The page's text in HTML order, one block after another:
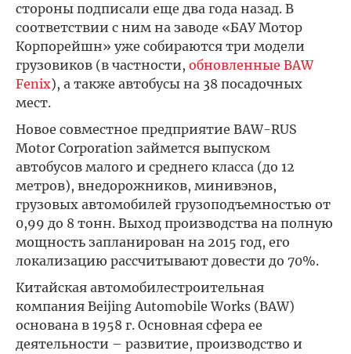
стороны подписали еще два года назад. В
соответствии с ним на заводе «БАУ Мотор
Корпорейшн» уже собираются три модели
грузовиков (в частности, обновленные BAW
Fenix), а также автобусы на 38 посадочных
мест.
Новое совместное предприятие BAW-RUS
Motor Corporation займется выпуском
автобусов малого и среднего класса (до 12
метров), внедорожников, минивэнов,
грузовых автомобилей грузоподъемностью от
0,99 до 8 тонн. Выход производства на полную
мощность запланирован на 2015 год, его
локализацию рассчитывают довести до 70%.
Китайская автомобилестроительная
компания Beijing Automobile Works (BAW)
основана в 1958 г. Основная сфера ее
деятельности – развитие, производство и